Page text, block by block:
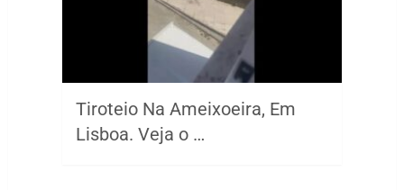
Tiroteio Na Ameixoeira, Em
Lisboa. Veja o …